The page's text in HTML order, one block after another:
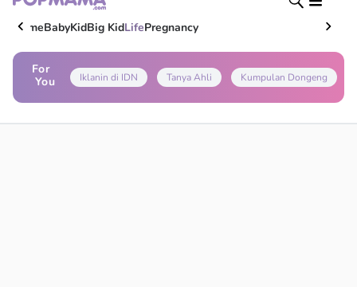
HomeBabyKidBig KidLifePregnancy
For
You
Iklanin di IDN Tanya Ahli Kumpulan Dongeng